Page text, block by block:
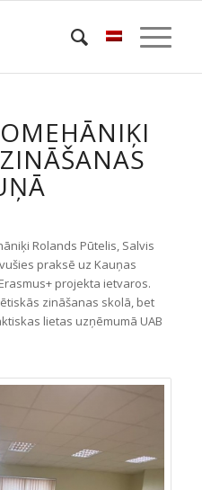
Rolands Pūtelis, Salvis
praksē uz Kauņas
projekta ietvaros.
zināšanas skolā, bet
lietas uzņēmumā UAB